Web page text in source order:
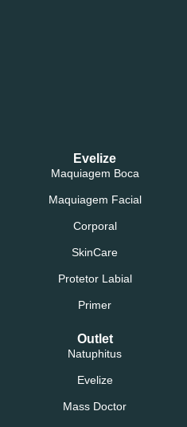
Evelize
Maquiagem Boca
Maquiagem Facial
Corporal
SkinCare
Protetor Labial
Primer
Outlet
Natuphitus
Evelize
Mass Doctor